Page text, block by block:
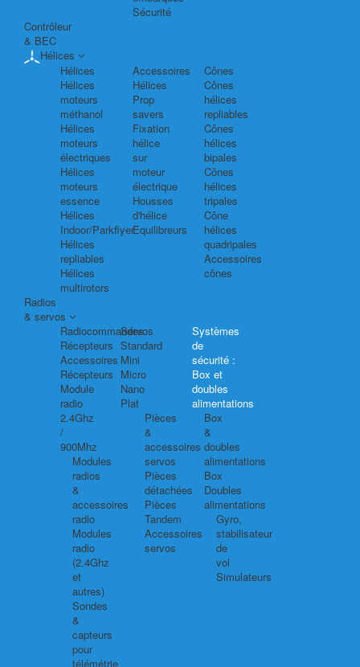
Sécurité
Contrôleur
& BEC
Hélices
Hélices
Hélices
moteurs
méthanol
Hélices
moteurs
électriques
Hélices
moteurs
essence
Hélices
Indoor/Parkflyer
Hélices
repliables
Hélices
multirotors
Accessoires
Hélices
Prop
savers
Fixation
hélice
sur
moteur
électrique
Housses
d'hélice
Equilibreurs
Cônes
Cônes
hélices
repliables
Cônes
hélices
bipales
Cônes
hélices
tripales
Cône
hélices
quadripales
Accessoires
cônes
Radios
& servos
Radiocommandes
Récepteurs
Accessoires
Récepteurs
Module
radio
2.4Ghz
/
900Mhz
Modules
radios
&
accessoires
radio
Modules
radio
(2.4Ghz
et
autres)
Sondes
&
capteurs
pour
télémétrie
Servos
Standard
Mini
Micro
Nano
Plat
Pièces
&
accessoires
servos
Pièces
détachées
Pièces
Tandem
Accessoires
servos
Systèmes
de
sécurité :
Box et
doubles
alimentations
Box
&
doubles
alimentations
Box
Doubles
alimentations
Gyro,
stabilisateur
de
vol
Simulateurs